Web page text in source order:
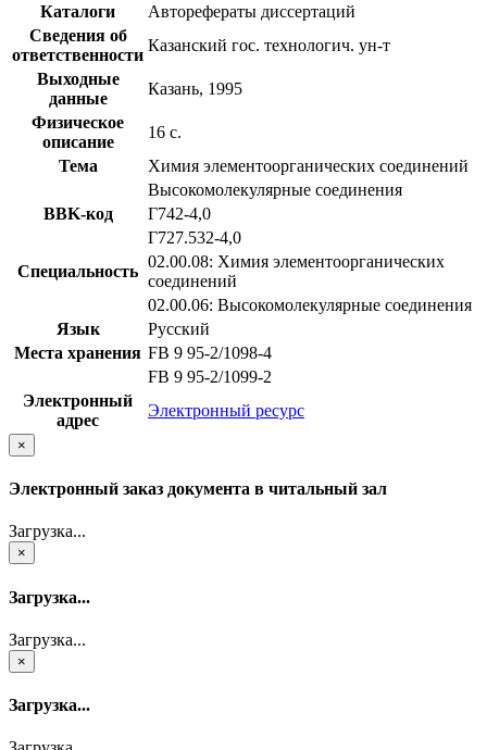
Каталоги
Авторефераты диссертаций
Сведения об
ответственности
Казанский гос. технологич. ун-т
Выходные
данные
Казань, 1995
Физическое
описание
16 с.
Тема
Химия элементоорганических соединений
Высокомолекулярные соединения
BBK-код
Г742-4,0
Г727.532-4,0
Специальность
02.00.08: Химия элементоорганических
соединений
02.00.06: Высокомолекулярные соединения
Язык
Русский
Места хранения FB 9 95-2/1098-4
FB 9 95-2/1099-2
Электронный
адрес
Электронный ресурс
×
Электронный заказ документа в читальный зал
Загрузка...
×
Загрузка...
Загрузка...
×
Загрузка...